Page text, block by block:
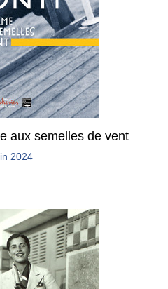
aux semelles de vent
2024